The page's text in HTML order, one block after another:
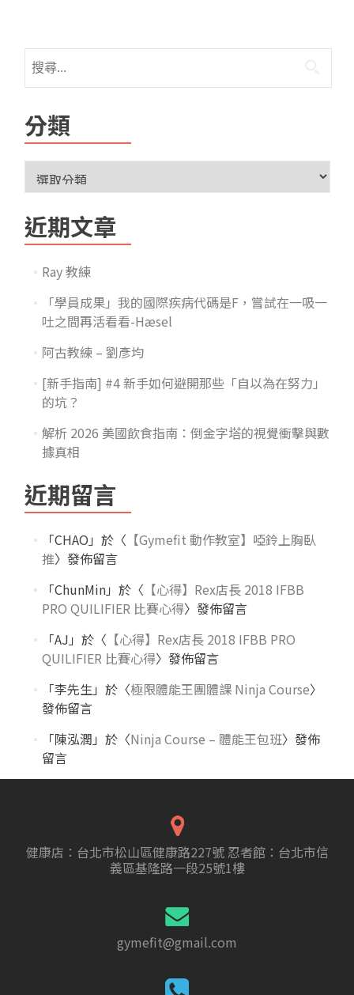
分類
近期文章
Ray 教練
「學員成果」我的國際疾病代碼是F，嘗試在一吸一
吐之間再活看看-Hæsel
阿古教練 – 劉彥均
[新手指南] #4 新手如何避開那些「自以為在努力」
的坑？
解析 2026 美國飲食指南：倒金字塔的視覺衝擊與數
據真相
近期留言
「CHAO 」於〈 【Gymefit 動作教室】啞鈴上胸臥
推〉發佈留言
「ChunMin」於〈 【心得】Rex店長 2018 IFBB
PRO QUILIFIER 比賽心得〉發佈留言
「AJ 」於〈 【心得】Rex店長 2018 IFBB PRO
QUILIFIER 比賽心得〉發佈留言
「李先生」於〈極限體能王團體課 Ninja Course〉
發佈留言
「陳泓潤 」於〈Ninja Course – 體能王包班〉發佈
留言
健康店：台北市松山區健康路227號 忍者館：台北市信
義區基隆路一段25號1樓
gymefit@gmail.com